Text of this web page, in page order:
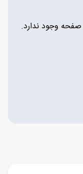
وجود ندارد.